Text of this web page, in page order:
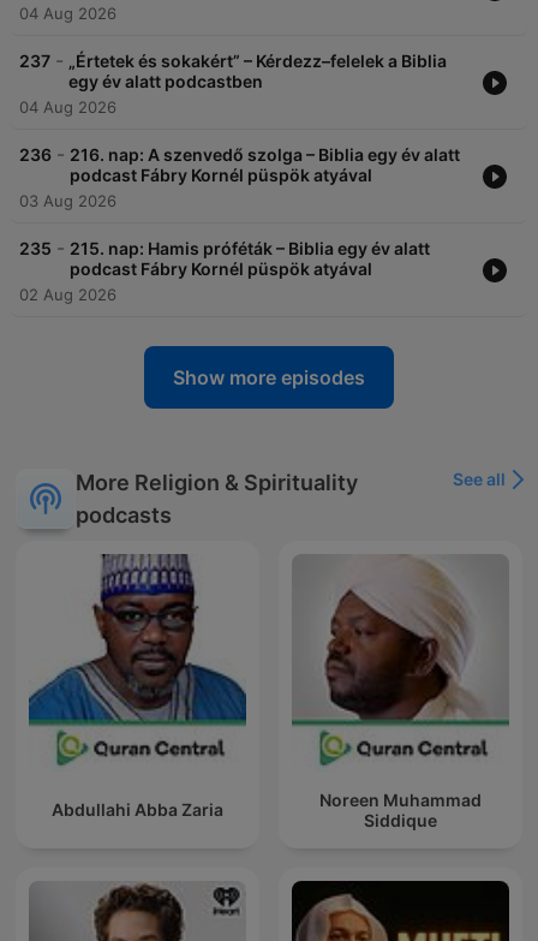
04 Aug 2026
237 - „Értetek és sokakért” – Kérdezz–felelek a Biblia
egy év alatt podcastben
04 Aug 2026
236 - 216. nap: A szenvedő szolga – Biblia egy év alatt
podcast Fábry Kornél püspök atyával
03 Aug 2026
235 - 215. nap: Hamis próféták – Biblia egy év alatt
podcast Fábry Kornél püspök atyával
02 Aug 2026
Show more episodes
More Religion & Spirituality
podcasts
See all
Abdullahi Abba Zaria
Noreen Muhammad
Siddique